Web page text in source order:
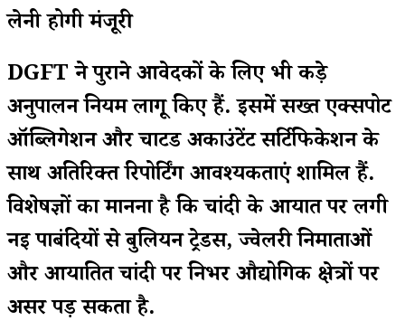
लेनी होगी मंजूरी
DGFT ने पुराने आवेदकों के लिए भी कड़े
अनुपालन नियम लागू किए हैं. इसमें सख्त एक्सपोर्ट
ऑब्लिगेशन और चार्टर्ड अकाउंटेंट सर्टिफिकेशन के
साथ अतिरिक्त रिपोर्टिंग आवश्यकताएं शामिल हैं.
विशेषज्ञों का मानना है कि चांदी के आयात पर लगी
नई पाबंदियों से बुलियन ट्रेडर्स, ज्वेलरी निर्माताओं
और आयातित चांदी पर निर्भर औद्योगिक क्षेत्रों पर
असर पड़ सकता है.